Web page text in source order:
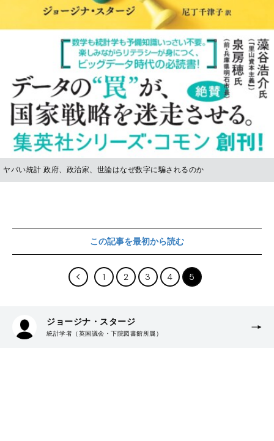
ヤバい統計 政府、政治家、世論はなぜ数字に騙されるのか
この記事を最初から読む
1 2 3 4 5
ジョージナ・スタージ
統計学者（英国議会・下院図書館所属）